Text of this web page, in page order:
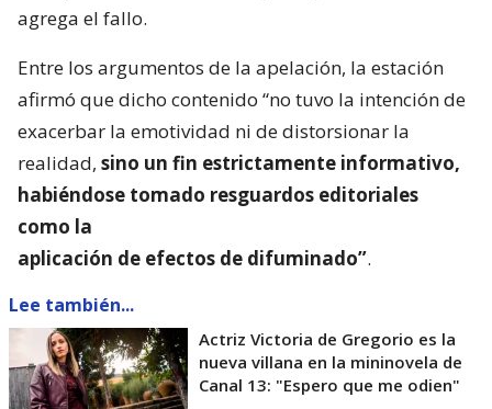
agrega el fallo.
Entre los argumentos de la apelación, la estación
afirmó que dicho contenido “no tuvo la intención de
exacerbar la emotividad ni de distorsionar la
realidad, sino un fin estrictamente informativo,
habiéndose tomado resguardos editoriales
como la
aplicación de efectos de difuminado”.
Lee también...
Actriz Victoria de Gregorio es la
nueva villana en la mininovela de
Canal 13: "Espero que me odien"